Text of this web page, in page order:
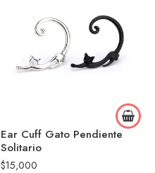
Ear Cuff Gato Pendiente
Solitario
$15,000